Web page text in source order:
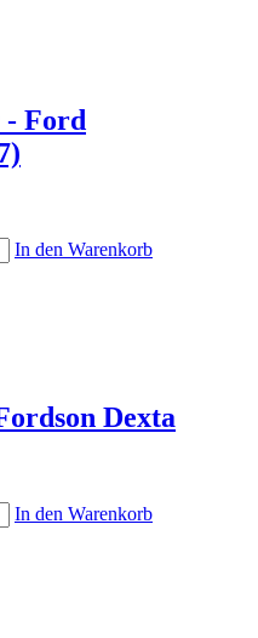
- Ford
In den Warenkorb
Dexta
In den Warenkorb